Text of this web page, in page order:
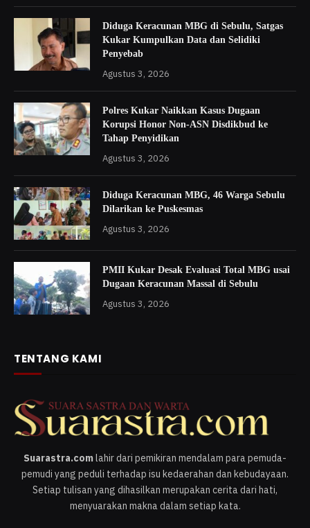
Diduga Keracunan MBG di Sebulu, Satgas
Kukar Kumpulkan Data dan Selidiki
Penyebab
Agustus 3, 2026
Polres Kukar Naikkan Kasus Dugaan
Korupsi Honor Non-ASN Disdikbud ke
Tahap Penyidikan
Agustus 3, 2026
Diduga Keracunan MBG, 46 Warga Sebulu
Dilarikan ke Puskesmas
Agustus 3, 2026
PMII Kukar Desak Evaluasi Total MBG usai
Dugaan Keracunan Massal di Sebulu
Agustus 3, 2026
TENTANG KAMI
Suarastra.comlahir dari pemikiran mendalam para pemuda-
pemudi yang peduli terhadap isu kedaerahan dan kebudayaan.
Setiap tulisan yang dihasilkan merupakan cerita dari hati,
menyuarakan makna dalam setiap kata.